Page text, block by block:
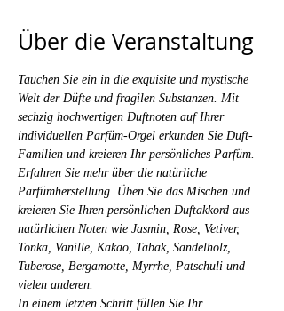
Über die Veranstaltung
Tauchen Sie ein in die exquisite und mystische
Welt der Düfte und fragilen Substanzen. Mit
sechzig hochwertigen Duftnoten auf Ihrer
individuellen Parfüm-Orgel erkunden Sie Duft-
Familien und kreieren Ihr persönliches Parfüm.
Erfahren Sie mehr über die natürliche
Parfümherstellung. Üben Sie das Mischen und
kreieren Sie Ihren persönlichen Duftakkord aus
natürlichen Noten wie Jasmin, Rose, Vetiver,
Tonka, Vanille, Kakao, Tabak, Sandelholz,
Tuberose, Bergamotte, Myrrhe, Patschuli und
vielen anderen.
In einem letzten Schritt füllen Sie Ihr